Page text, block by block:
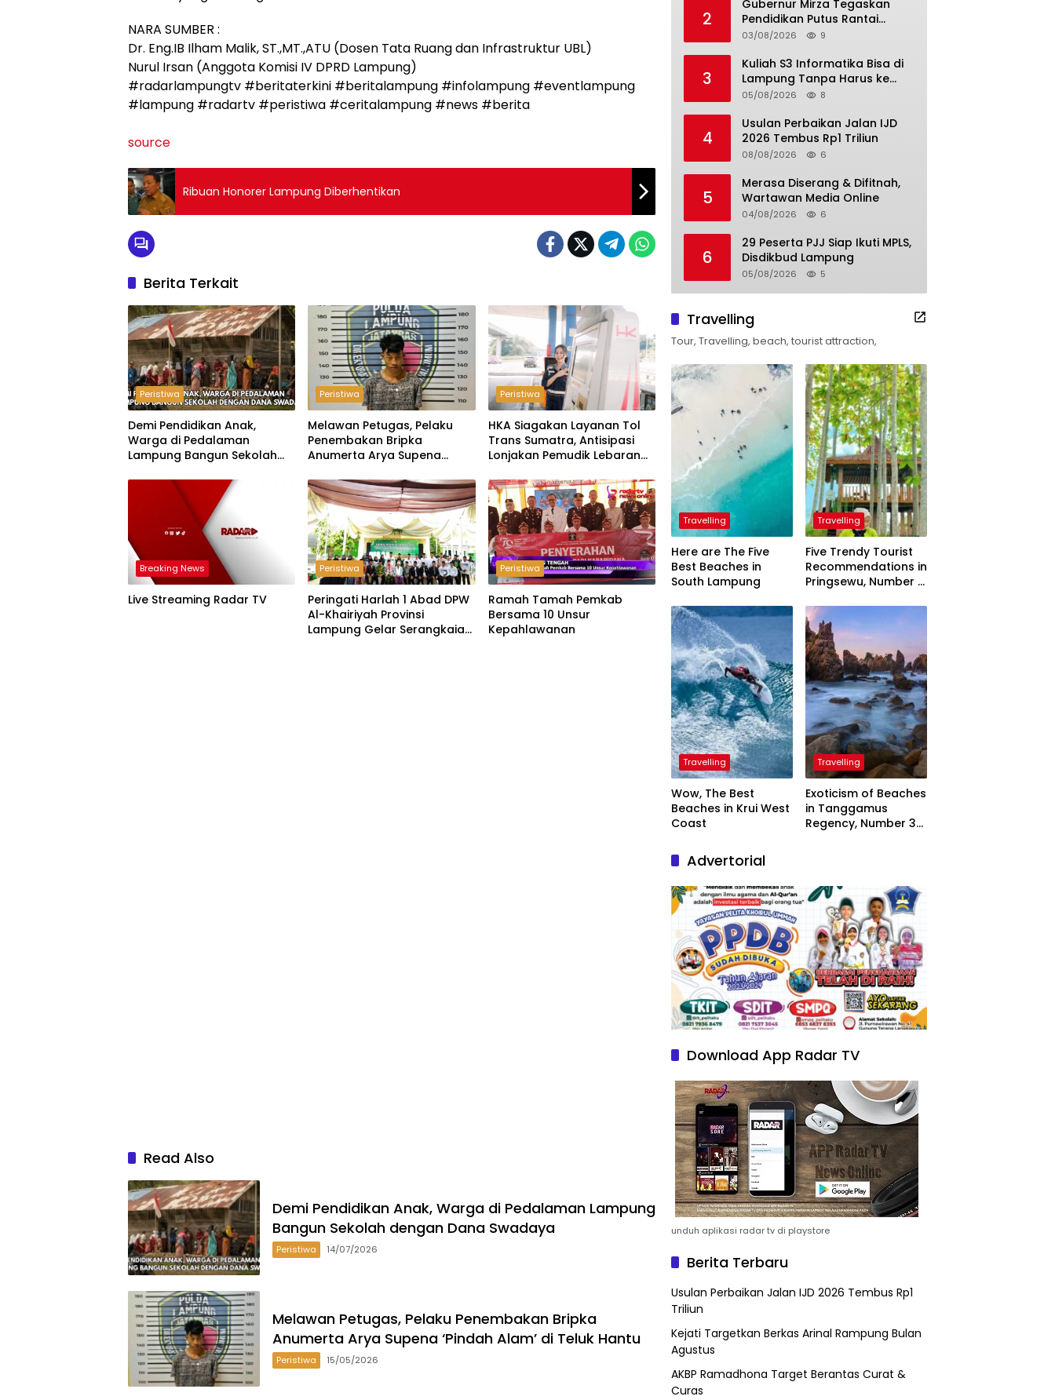
NARA SUMBER :
Dr. Eng.IB Ilham Malik, ST.,MT.,ATU (Dosen Tata Ruang dan Infrastruktur UBL)
Nurul Irsan (Anggota Komisi IV DPRD Lampung)
#radarlampungtv #beritaterkini #beritalampung #infolampung #eventlampung
#lampung #radartv #peristiwa #ceritalampung #news #berita
source
Ribuan Honorer Lampung Diberhentikan
Berita Terkait
Peristiwa
Demi Pendidikan Anak,
Warga di Pedalaman
Lampung Bangun Sekolah
Peristiwa
Melawan Petugas, Pelaku
Penembakan Bripka
Anumerta Arya Supena
Peristiwa
HKA Siagakan Layanan Tol
Trans Sumatra, Antisipasi
Lonjakan Pemudik Lebaran
Breaking News
Live Streaming Radar TV
Peristiwa
Peringati Harlah 1 Abad DPW
Al-Khairiyah Provinsi
Lampung Gelar Serangkaian
Peristiwa
Ramah Tamah Pemkab
Bersama 10 Unsur
Kepahlawanan
Read Also
Demi Pendidikan Anak, Warga di Pedalaman Lampung
Bangun Sekolah dengan Dana Swadaya
Peristiwa 14/07/2026
Melawan Petugas, Pelaku Penembakan Bripka
Anumerta Arya Supena ‘Pindah Alam’ di Teluk Hantu
Peristiwa 15/05/2026
2
Gubernur Mirza Tegaskan
Pendidikan Putus Rantai
Kemiskinan
03/08/2026 9
3
Kuliah S3 Informatika Bisa di
Lampung Tanpa Harus ke
Luar Daerah
05/08/2026 8
4
Usulan Perbaikan Jalan IJD
2026 Tembus Rp1 Triliun
08/08/2026 6
5
Merasa Diserang & Difitnah,
Wartawan Media Online
04/08/2026 6
6
29 Peserta PJJ Siap Ikuti MPLS,
Disdikbud Lampung
05/08/2026 5
Travelling
Tour, Travelling, beach, tourist attraction,
Travelling
Here are The Five
Best Beaches in
South Lampung
Travelling
Five Trendy Tourist
Recommendations in
Pringsewu, Number 3
President
Travelling
Wow, The Best
Beaches in Krui West
Coast
Travelling
Exoticism of Beaches
in Tanggamus
Regency, Number 3
Advertorial
Download App Radar TV
unduh aplikasi radar tv di playstore
Berita Terbaru
Usulan Perbaikan Jalan IJD 2026 Tembus Rp1
Triliun
Kejati Targetkan Berkas Arinal Rampung Bulan
Agustus
AKBP Ramadhona Target Berantas Curat &
Curas